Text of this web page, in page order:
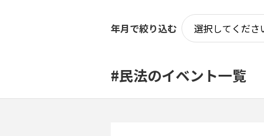
年月で絞り込む
#民法のイベント一覧